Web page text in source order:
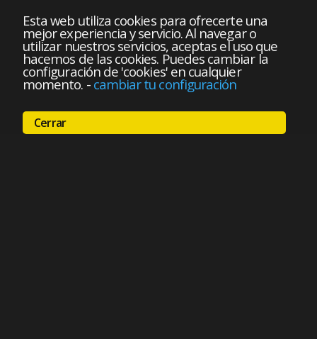
Esta web utiliza cookies para ofrecerte una
mejor experiencia y servicio. Al navegar o
utilizar nuestros servicios, aceptas el uso que
hacemos de las cookies. Puedes cambiar la
configuración de 'cookies' en cualquier
momento. - cambiar tu configuración
Cerrar